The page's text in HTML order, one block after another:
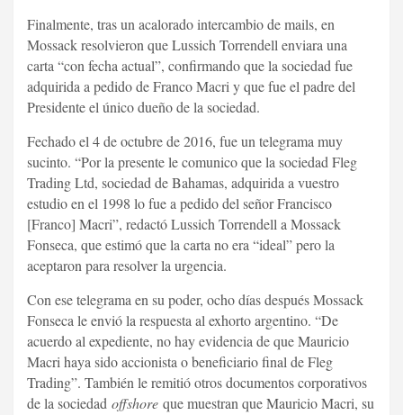
Finalmente, tras un acalorado intercambio de mails, en
Mossack resolvieron que Lussich Torrendell enviara una
carta “con fecha actual”, confirmando que la sociedad fue
adquirida a pedido de Franco Macri y que fue el padre del
Presidente el único dueño de la sociedad.
Fechado el 4 de octubre de 2016, fue un telegrama muy
sucinto. “Por la presente le comunico que la sociedad Fleg
Trading Ltd, sociedad de Bahamas, adquirida a vuestro
estudio en el 1998 lo fue a pedido del señor Francisco
[Franco] Macri”, redactó Lussich Torrendell a Mossack
Fonseca, que estimó que la carta no era “ideal” pero la
aceptaron para resolver la urgencia.
Con ese telegrama en su poder, ocho días después Mossack
Fonseca le envió la respuesta al exhorto argentino. “De
acuerdo al expediente, no hay evidencia de que Mauricio
Macri haya sido accionista o beneficiario final de Fleg
Trading”. También le remitió otros documentos corporativos
de la sociedad offshore que muestran que Mauricio Macri, su